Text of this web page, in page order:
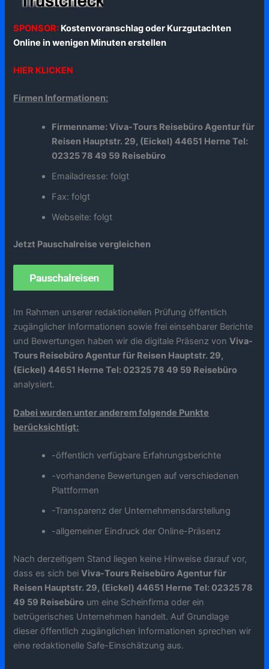
SPONSOR: Kostenvoranschlag oder Kurzgutachten
Online in wenigen Minuten erstellen
HIER KLICKEN
Firmen Informationen:
Firmenname: Viva-Tours Reisebüro Agentur für
Reisen Hauptstr. 29, (Eickel) 44651 Herne Tel:
02325 78 49 59 Reisebüro
Emailadresse: folgt
Fax: folgt
Webseite: folgt
Jetzt Pauschalreise vergleichen
Im Rahmen unserer redaktionellen Prüfung öffentlich
zugänglicher Informationen sowie frei einsehbarer Berichte
und Bewertungen haben wir die digitale Präsenz vonViva-
Tours Reisebüro Agentur für Reisen Hauptstr. 29,
(Eickel) 44651 Herne Tel: 02325 78 49 59 Reisebüro
analysiert.
Dabei wurden unter anderem folgende Punkte
berücksichtigt:
-öffentlich verfügbare Erfahrungsberichte
-vorhandene Bewertungen auf verschiedenen
Plattformen
-Transparenz der Unternehmensdarstellung
-allgemeiner Eindruck der Online-Präsenz
Nach derzeitigem Stand liegen keine Hinweise darauf vor,
dass es sich beiViva-Tours Reisebüro Agentur für
Reisen Hauptstr. 29, (Eickel) 44651 Herne Tel: 02325 78
49 59 Reisebüro um eine Scheinfirma oder ein
betrügerisches Unternehmen handelt. Auf Grundlage
dieser öffentlich zugänglichen Informationen sprechen wir
eine redaktionelle Safe-Einschätzung aus.